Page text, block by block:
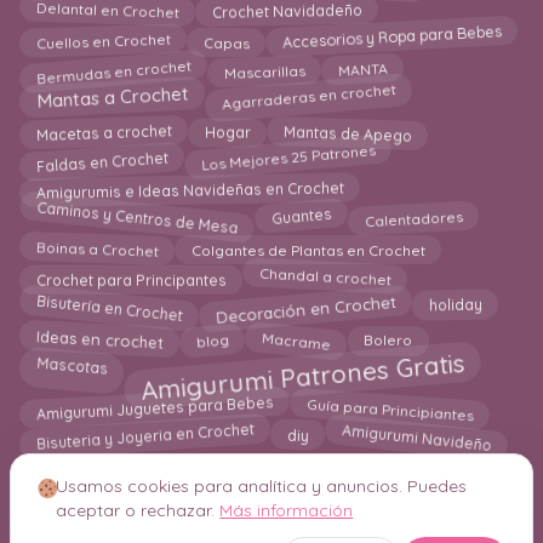
Delantal en Crochet Crochet Navidadeño
Cuellos en Crochet Capas Accesorios y Ropa para Bebes
Bermudas en crochet Mascarillas MANTA
Mantas a Crochet Agarraderas en crochet
Macetas a crochet Hogar Mantas de Apego
Faldas en Crochet Los Mejores 25 Patrones
Amigurumis e Ideas Navideñas en Crochet
Caminos y Centros de Mesa Guantes Calentadores
Boinas a Crochet
Colgantes de Plantas en Crochet
Crochet para Principantes
Chandal a crochet
Bisutería en Crochet Decoración en Crochet holiday
Ideas en crochet blog Macrame Bolero
Mascotas Amigurumi Patrones Gratis
Amigurumi Juguetes para Bebes Guía para Principiantes
Bisuteria y Joyeria en Crochet diy Amigurumi Navideño
Usamos cookies para analítica y anuncios. Puedes
aceptar o rechazar. Más información